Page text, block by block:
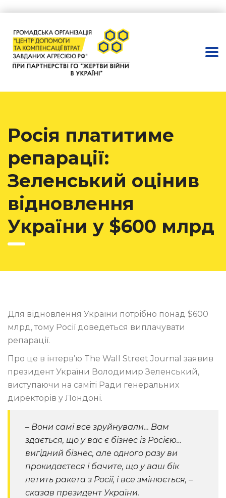
Росія платитиме
репарації:
Зеленський оцінив
відновлення
України у $600 млрд
Для відновлення України потрібно понад $600
млрд, тому Росії доведеться виплачувати
репарації.
Про це в інтерв’ю The Wall Street Journal заявив
президент України Володимир Зеленський,
виступаючи на саміті Ради генеральних
директорів у Лондоні.
– Вони самі все зруйнували… Вам
здається, що у вас є бізнес із Росією…
вигідний бізнес, але одного разу ви
прокидаєтеся і бачите, що у ваш бік
летить ракета з Росії, і все змінюється, –
сказав президент України.